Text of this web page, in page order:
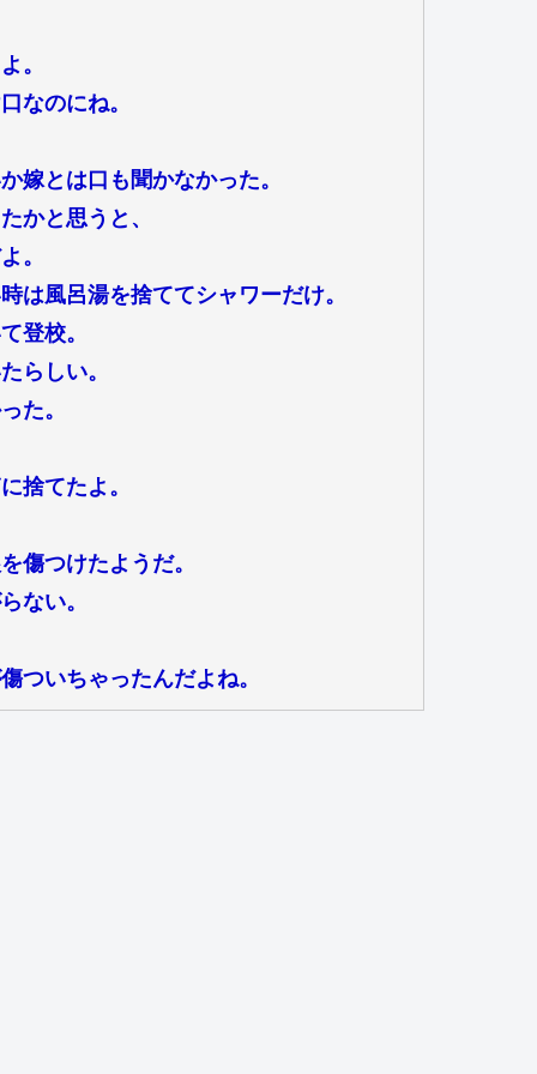
。
なのにね。
嫁とは口も聞かなかった。
かと思うと、
。
は風呂湯を捨ててシャワーだけ。
登校。
らしい。
た。
捨てたよ。
傷つけたようだ。
ない。
ついちゃったんだよね。